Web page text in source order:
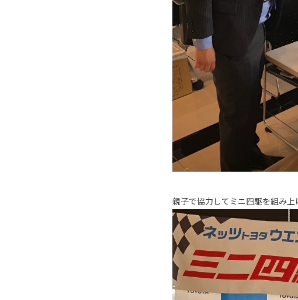
親子で協力してミニ四駆を組み